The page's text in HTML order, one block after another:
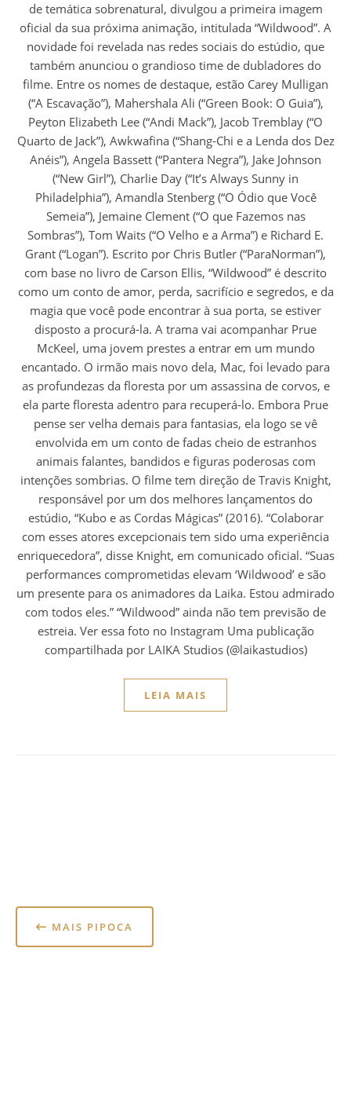
de temática sobrenatural, divulgou a primeira imagem
oficial da sua próxima animação, intitulada “Wildwood”. A
novidade foi revelada nas redes sociais do estúdio, que
também anunciou o grandioso time de dubladores do
filme. Entre os nomes de destaque, estão Carey Mulligan
(“A Escavação”), Mahershala Ali (“Green Book: O Guia”),
Peyton Elizabeth Lee (“Andi Mack”), Jacob Tremblay (“O
Quarto de Jack”), Awkwafina (“Shang-Chi e a Lenda dos Dez
Anéis”), Angela Bassett (“Pantera Negra”), Jake Johnson
(“New Girl”), Charlie Day (“It’s Always Sunny in
Philadelphia”), Amandla Stenberg (“O Ódio que Você
Semeia”), Jemaine Clement (“O que Fazemos nas
Sombras”), Tom Waits (“O Velho e a Arma”) e Richard E.
Grant (“Logan”). Escrito por Chris Butler (“ParaNorman”),
com base no livro de Carson Ellis, “Wildwood” é descrito
como um conto de amor, perda, sacrifício e segredos, e da
magia que você pode encontrar à sua porta, se estiver
disposto a procurá-la. A trama vai acompanhar Prue
McKeel, uma jovem prestes a entrar em um mundo
encantado. O irmão mais novo dela, Mac, foi levado para
as profundezas da floresta por um assassina de corvos, e
ela parte floresta adentro para recuperá-lo. Embora Prue
pense ser velha demais para fantasias, ela logo se vê
envolvida em um conto de fadas cheio de estranhos
animais falantes, bandidos e figuras poderosas com
intenções sombrias. O filme tem direção de Travis Knight,
responsável por um dos melhores lançamentos do
estúdio, “Kubo e as Cordas Mágicas” (2016). “Colaborar
com esses atores excepcionais tem sido uma experiência
enriquecedora”, disse Knight, em comunicado oficial. “Suas
performances comprometidas elevam ‘Wildwood’ e são
um presente para os animadores da Laika. Estou admirado
com todos eles.” “Wildwood” ainda não tem previsão de
estreia. Ver essa foto no Instagram Uma publicação
compartilhada por LAIKA Studios (@laikastudios)
LEIA MAIS
MAIS PIPOCA